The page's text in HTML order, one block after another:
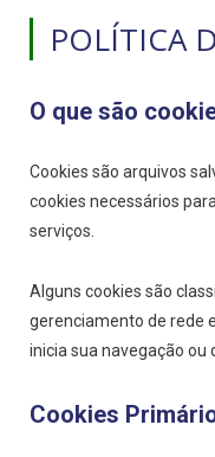
POLÍTICA
O que são
Cookies são arquivos
cookies necessários
serviços.
Alguns cookies são
gerenciamento de rede
inicia sua navegação ou
Cookies